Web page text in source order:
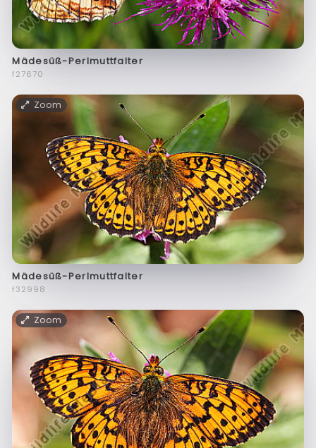
Mädesüß-Perlmuttfalter
f27670
Zoom
Mädesüß-Perlmuttfalter
f32998
Zoom